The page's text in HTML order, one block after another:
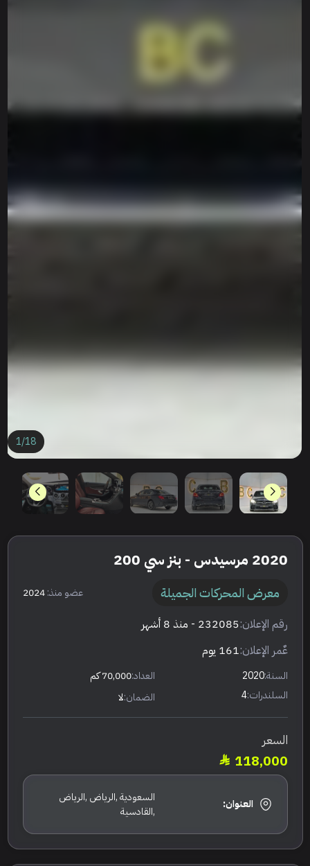
1/18
2020 مرسيدس - بنز سي 200
معرض المحركات الجميلة عضو منذ:2024
رقم الإعلان:232085 - منذ 8 أشهر
عٌمر الإعلان:161 يوم
السنة:2020 العداد:70,000 كم
السلندرات:4 الضمان:لا
السعر
118,000
العنوان:
السعودية ,الرياض ,الرياض
,القادسية